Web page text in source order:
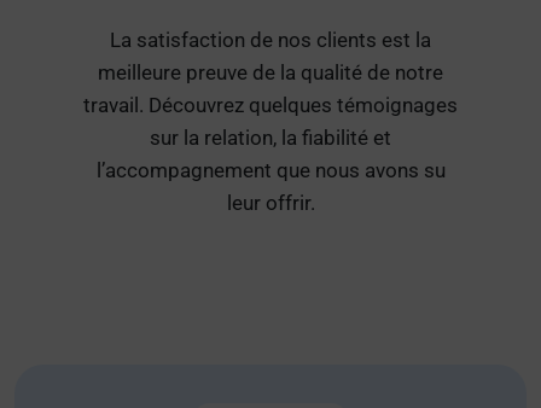
La satisfaction de nos clients est la
meilleure preuve de la qualité de notre
travail. Découvrez quelques témoignages
sur la relation, la fiabilité et
l’accompagnement que nous avons su
leur offrir.